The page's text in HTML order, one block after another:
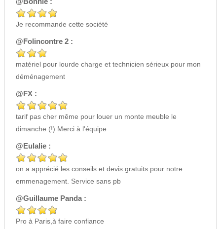
Je recommande cette société
@Folincontre 2 :
matériel pour lourde charge et technicien sérieux pour mon
déménagement
@FX :
tarif pas cher même pour louer un monte meuble le
dimanche (!) Merci à l'équipe
@Eulalie :
on a apprécié les conseils et devis gratuits pour notre
emmenagement. Service sans pb
@Guillaume Panda :
Pro à Paris,à faire confiance